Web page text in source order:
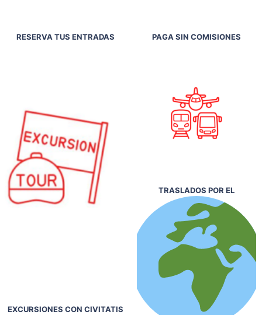
RESERVA TUS ENTRADAS PAGA SIN COMISIONES
EXCURSIONES CON CIVITATIS
TRASLADOS POR EL